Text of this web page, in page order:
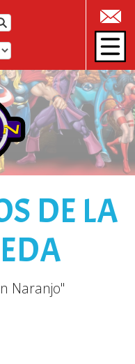
DE LA
Naranjo"